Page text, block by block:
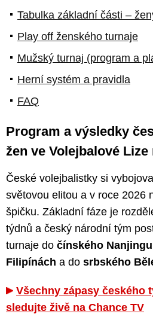
Tabulka základní části –
Play off ženského turnaje
Mužský turnaj (program a
Herní systém a pravidla
FAQ
Program a výsledky
žen ve Volejbalové Lize
České volejbalistky si
světovou elitou a v roce 2026
špičku. Základní fáze je
týdnů a český národní tým
turnaje do čínského Nanjingu
Filipínách a do srbského
Všechny zápasy českého
sledujte živě na Chance TV